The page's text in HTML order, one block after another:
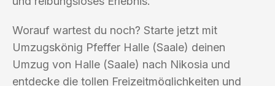
Worauf wartest du noch? Starte jetzt mit
Umzugskönig Pfeffer Halle (Saale) deinen
Umzug von Halle (Saale) nach Nikosia und
entdecke die tollen Freizeitmöglichkeiten und